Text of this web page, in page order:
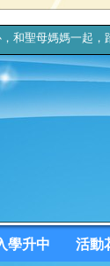
，和聖母媽
學升中 活動